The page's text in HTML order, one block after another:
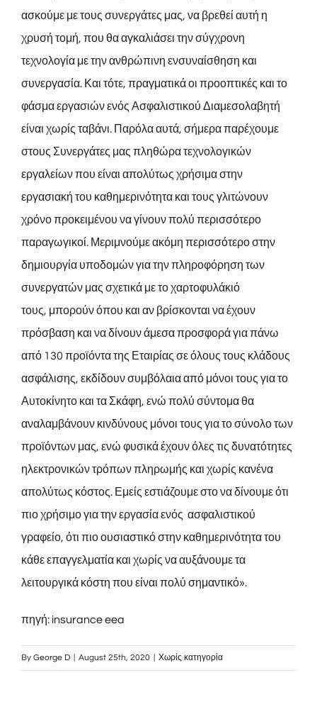
ασκούμε με τους συνεργάτες μας, να βρεθεί αυτή η
χρυσή τομή, που θα αγκαλιάσει την σύγχρονη
τεχνολογία με την ανθρώπινη ενσυναίσθηση και
συνεργασία. Και τότε, πραγματικά οι προοπτικές και το
φάσμα εργασιών ενός Ασφαλιστικού Διαμεσολαβητή
είναι χωρίς ταβάνι. Παρόλα αυτά, σήμερα παρέχουμε
στους Συνεργάτες μας πληθώρα τεχνολογικών
εργαλείων που είναι απολύτως χρήσιμα στην
εργασιακή του καθημερινότητα και τους γλιτώνουν
χρόνο προκειμένου να γίνουν πολύ περισσότερο
παραγωγικοί. Μεριμνούμε ακόμη περισσότερο στην
δημιουργία υποδομών για την πληροφόρηση των
συνεργατών μας σχετικά με το χαρτοφυλάκιό
τους, μπορούν όπου και αν βρίσκονται να έχουν
πρόσβαση και να δίνουν άμεσα προσφορά για πάνω
από 130 προϊόντα της Εταιρίας σε όλους τους κλάδους
ασφάλισης, εκδίδουν συμβόλαια από μόνοι τους για το
Αυτοκίνητο και τα Σκάφη, ενώ πολύ σύντομα θα
αναλαμβάνουν κινδύνους μόνοι τους για το σύνολο των
προϊόντων μας, ενώ φυσικά έχουν όλες τις δυνατότητες
ηλεκτρονικών τρόπων πληρωμής και χωρίς κανένα
απολύτως κόστος. Εμείς εστιάζουμε στο να δίνουμε ότι
πιο χρήσιμο για την εργασία ενός ασφαλιστικού
γραφείο, ότι πιο ουσιαστικό στην καθημερινότητα του
κάθε επαγγελματία και χωρίς να αυξάνουμε τα
λειτουργικά κόστη που είναι πολύ σημαντικό».
πηγή: insurance eea
By George D August 25th, 2020 Χωρίς κατηγορία